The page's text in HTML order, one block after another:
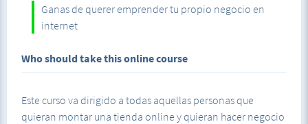
espaciar mucho las clases.
secretos para tí. No te arrepentirás y te convertirás en un
profesional de dicha herramienta.
Ganas de querer emprender tu propio negocio en
internet
Who should take this online course
Este curso va dirigido a todas aquellas personas que
quieran montar una tienda online y quieran hacer negocio